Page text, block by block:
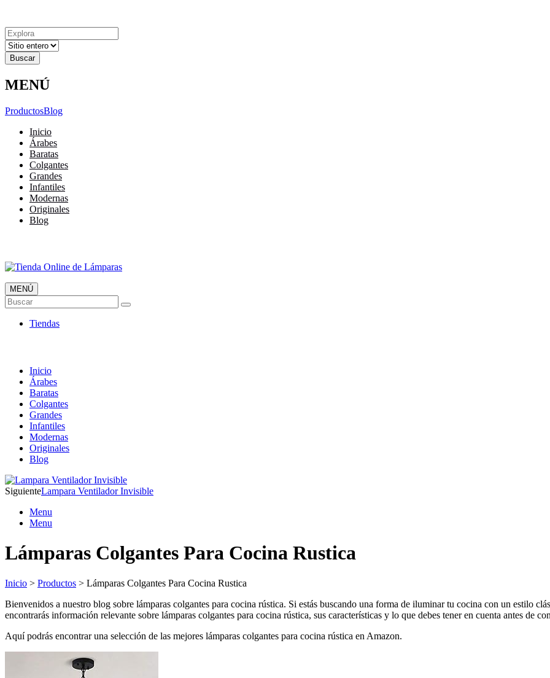
Resultados
para
MENÚ
ProductosBlog
Inicio
Árabes
Baratas
Colgantes
Grandes
Infantiles
Modernas
Originales
Blog
Tienda Online de Lámparas
TOP en Ventas
MENÚ
Buscar
Tiendas
Inicio
Árabes
Baratas
Colgantes
Grandes
Infantiles
Modernas
Originales
Blog
SiguienteLampara Ventilador Invisible
Menu
Menu
Lámparas Colgantes Para Cocina Rustica
Inicio > Productos > Lámparas Colgantes Para Cocina Rustica
Bienvenidos a nuestro blog sobre lámparas colgantes para cocina rústica. Si estás buscando una forma de iluminar tu cocina con un estilo
encontrarás información relevante sobre lámparas colgantes para cocina rústica, sus características y lo que debes tener en cuenta antes de
Aquí podrás encontrar una selección de las mejores lámparas colgantes para cocina rústica en Amazon.